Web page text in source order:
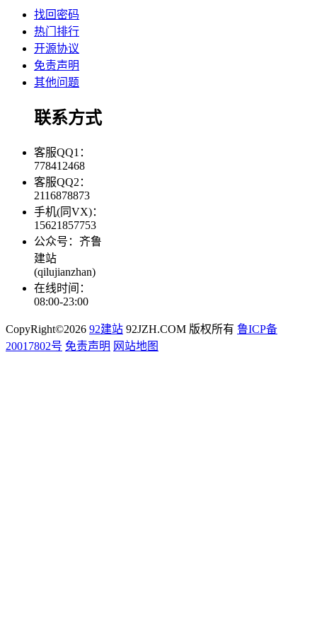
找回密码
热门排行
开源协议
免责声明
其他问题
联系方式
客服QQ1：
778412468
客服QQ2：
2116878873
手机(同VX)：
15621857753
公众号：齐鲁
建站
(qilujianzhan)
在线时间：
08:00-23:00
CopyRight©2026 92建站 92JZH.COM 版权所有 鲁ICP备
20017802号 免责声明 网站地图